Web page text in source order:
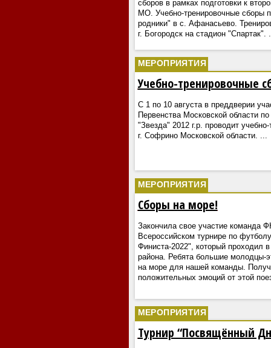
сборов в рамках подготовки к
МО. Учебно-тренировочные сборы
родники" в с. Афанасьево.
г. Богородск на стадион "Спартак".
МЕРОПРИЯТИЯ
Учебно-тренировочные
С 1 по 10 августа в преддверии
Первенства Московской области
"Звезда" 2012 г.р. проводит
г. Софрино Московской области.
МЕРОПРИЯТИЯ
Сборы на море!
Закончила свое участие команда
Всероссийском турнире по
Финиста-2022", который проходил в
района. Ребята большие молодцы-
на море для нашей команды.
положительных эмоций от этой
МЕРОПРИЯТИЯ
Турнир “Посвящённый